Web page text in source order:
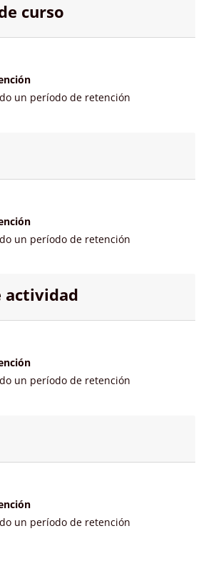
curso
un período de retención
un período de retención
actividad
un período de retención
un período de retención